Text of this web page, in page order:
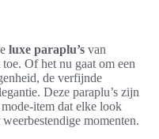
luxe paraplu’s van
Of het nu gaat om een
de verfijnde
Deze paraplu’s zijn
item dat elke look
momenten.